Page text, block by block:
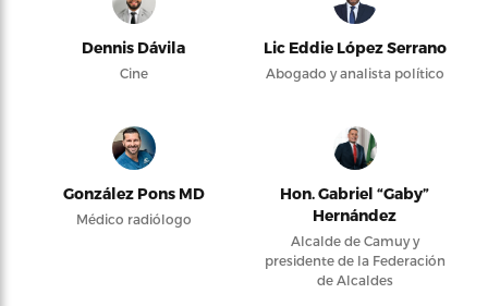
Dennis Dávila
Cine
Lic Eddie López Serrano
Abogado y analista político
González Pons MD
Médico radiólogo
Hon. Gabriel “Gaby”
Hernández
Alcalde de Camuy y
presidente de la Federación
de Alcaldes